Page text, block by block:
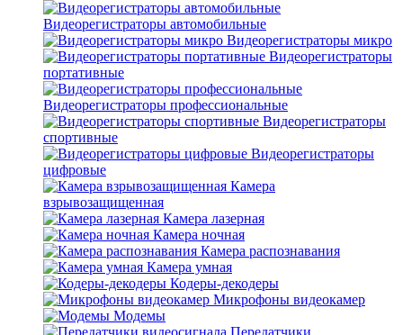
Видеорегистраторы автомобильные
Видеорегистраторы микро
Видеорегистраторы
портативные
Видеорегистраторы профессиональные
Видеорегистраторы
спортивные
Видеорегистраторы
цифровые
Камера
взрывозащищенная
Камера лазерная
Камера ночная
Камера распознавания
Камера умная
Кодеры-декодеры
Микрофоны видеокамер
Модемы
Передатчики